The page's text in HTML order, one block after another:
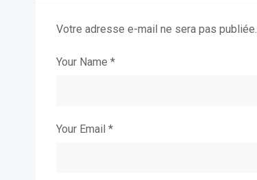
Votre adresse e-mail ne sera pas publiée.
Your Name *
Your Email *